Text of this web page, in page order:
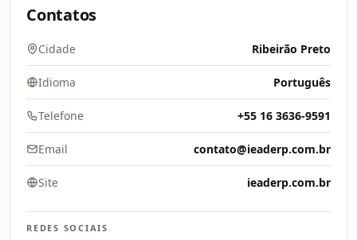
Contatos
Cidade Ribeirão Preto
Idioma Português
Telefone +55 16 3636-9591
Email contato@ieaderp.com.br
Site ieaderp.com.br
REDES SOCIAIS